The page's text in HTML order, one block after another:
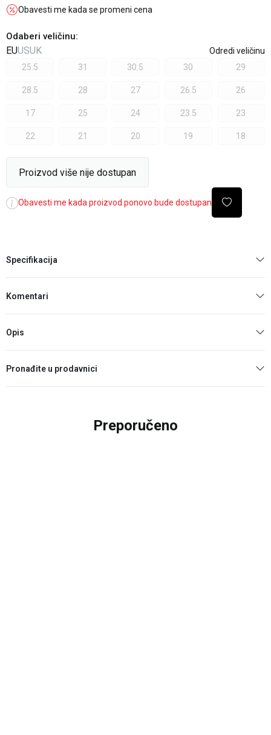
Obavesti me kada se promeni cena
Odaberi veličinu:
EUUSUK
Odredi veličinu
25.5
31 30.5 30 29
28.5 28 27 26.5 26
17 25 24 23.5 23
22 21 20 19 18
Proizvod više nije dostupan
Obavesti me kada proizvod ponovo bude dostupan
Specifikacija
Komentari
Opis
Pronađite u prodavnici
Preporučeno